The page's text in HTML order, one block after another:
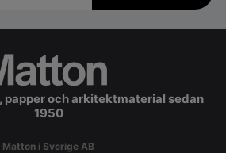
papper och arkitektmaterial sedan
1950
Matton i Sverige AB